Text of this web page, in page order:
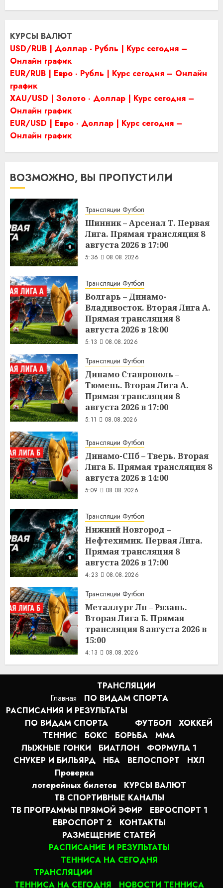
КУРСЫ ВАЛЮТ
USD/RUB | Доллар - Рубль | Курс сегодня –
Онлайн график
EUR/RUB | Евро - Рубль | Курс сегодня – Онлайн
график
XAU/USD | Золото - Доллар | Курс сегодня –
Онлайн график
EUR/USD | Евро - Доллар | Курс сегодня –
Онлайн график
ВОЗМОЖНО, ВЫ ПРОПУСТИЛИ
Трансляции Футбол
Шинник – Арсенал Т. Первая
Лига. Прямая трансляция 8
августа 2026 в 17:00
5:36 08.08.2026
Трансляции Футбол
Волгарь – Динамо-
Владивосток. Вторая Лига А.
Прямая трансляция 8
августа 2026 в 18:00
5:13 08.08.2026
Трансляции Футбол
Динамо Ставрополь –
Тюмень. Вторая Лига А.
Прямая трансляция 8
августа 2026 в 17:00
5:11 08.08.2026
Трансляции Футбол
Динамо-СПб – Тверь. Вторая
Лига Б. Прямая трансляция 8
августа 2026 в 14:00
5:09 08.08.2026
Трансляции Футбол
Нижний Новгород –
Нефтехимик. Первая Лига.
Прямая трансляция 8
августа 2026 в 17:00
4:23 08.08.2026
Трансляции Футбол
Металлург Лп – Рязань.
Вторая Лига Б. Прямая
трансляция 8 августа 2026 в
15:00
4:13 08.08.2026
Главная
ТРАНСЛЯЦИИ
ПО ВИДАМ СПОРТA
РАСПИСАНИЯ И РЕЗУЛЬТАТЫ
ПО ВИДАМ СПОРТА
ФУТБОЛ
ХОККЕЙ
ТЕННИС
БОКС БОРЬБА
MMA
ЛЫЖНЫЕ ГОНКИ
БИАТЛОН
ФОРМУЛА 1
СНУКЕР И БИЛЬЯРД
НБА ВЕЛОСПОРТ
НХЛ
Проверка
лотерейных билетов
КУРСЫ ВАЛЮТ
ТВ СПОРТИВНЫЕ КАНАЛЫ
ТВ ПРОГРАММЫ ПРЯМОЙ ЭФИР
ЕВРОСПОРТ 1
ЕВРОСПОРТ 2
КОНТАКТЫ
РАЗМЕЩЕНИЕ СТАТЕЙ
РАСПИСАНИЕ И РЕЗУЛЬТАТЫ
ТЕННИСА НА СЕГОДНЯ
ТРАНСЛЯЦИИ
ТЕННИСА НА СЕГОДНЯ
НОВОСТИ ТЕННИСА